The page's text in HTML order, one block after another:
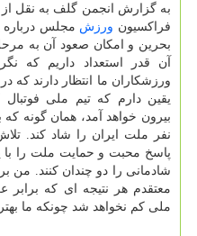
به گزارش انجمن گلف به نقل
فراکسیون ورزش مجلس درباره
بحرین و امکان صعود آن به
آن قدر استعداد داریم که
ورزشکاران ما انتظار دارند که
یقین دارم که تیم ملی
نفر ملت ایران را شاد کند.
پاسخ محبت و حمایت ملت را با
شادمانی را دو چندان کنند. من
معتقدم هر نتیجه ای که برابر
ملی کم نخواهد شد چونکه ما